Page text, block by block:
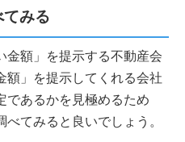
みる
金額」を提示する不動産会
額」を提示してくれる会社
であるかを見極めるため
てみると良いでしょう。